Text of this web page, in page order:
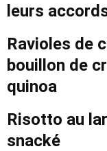
leurs
Ravioles de
bouillon de
quinoa
Risotto au
snacké